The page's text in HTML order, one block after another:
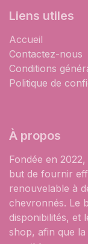
Liens utiles
Accueil
Contactez-nous
Conditions
Politique de
À propos
Fondée en
but de fournir
renouvelable à
chevronnés. Le
disponibilités, et
shop, afin que